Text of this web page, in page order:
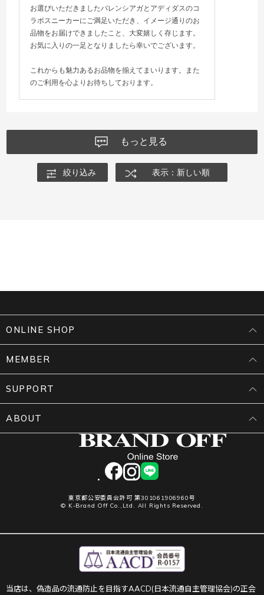
お選びいただきましたバレンシアガとアディダスのコ
ラボスニーカーにご満足いただき、イメージ通りのお
品物をお届けできましたこと、大変嬉しく存じます。
お気に入りの一足となりましたら幸いでございます。
これからも魅力あるお品物を揃えてまいります。また
のご利用を心よりお待ちしております。
もっと見る
絞り込み 表示：新しい順
facebookinstagram
LINE
東京都公安委員会許可 第301061906960号
© K-Brand Off Co.,Ltd. All Rights Reserved.
ONLINE SHOP
MEMBER
SUPPORT
ABOUT
当店は、偽造品の流通防止を目指すAACD(日本流通自主管理協会)の正会